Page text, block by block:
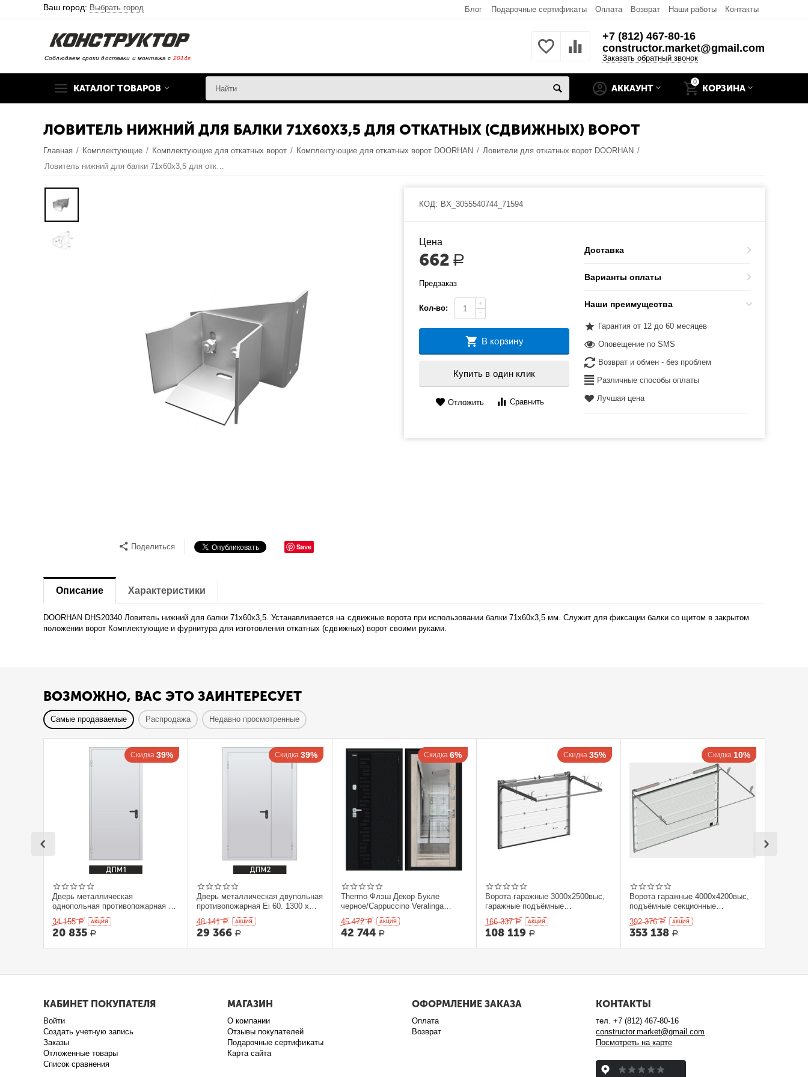
Ваш город: Выбрать город Блог Подарочные сертификаты Оплата Возврат Наши работы Контакты
Соблюдаем сроки доставки и монтажа с 2014г
+7 (812) 467-80-16
constructor.market@gmail.com
Заказать обратный звонок
КАТАЛОГ ТОВАРОВ
0
КОРЗИНА
АККАУНТ
ЛОВИТЕЛЬ НИЖНИЙ ДЛЯ БАЛКИ 71Х60Х3,5 ДЛЯ ОТКАТНЫХ (СДВИЖНЫХ) ВОРОТ
Главная / Комплектующие / Комплектующие для откатных ворот / Комплектующие для откатных ворот DOORHAN / Ловители для откатных ворот DOORHAN /
Ловитель нижний для балки 71х60х3,5 для откатных (сдвижных) ворот
Поделиться Save
КОД: BX_3055540744_71594
Цена
662 Р
Предзаказ
Кол-во:
+
−
В корзину
Купить в один клик
Отложить Сравнить
Доставка
Варианты оплаты
Наши преимущества
Гарантия от 12 до 60 месяцев
Оповещение по SMS
Возврат и обмен - без проблем
Различные способы оплаты
Лучшая цена
Описание Характеристики
DOORHAN DHS20340 Ловитель нижний для балки 71х60х3,5. Устанавливается на сдвижные ворота при использовании балки 71x60x3,5 мм. Служит для фиксации балки со щитом в закрытом
положении ворот Комплектующие и фурнитура для изготовления откатных (сдвижных) ворот своими руками.
ВОЗМОЖНО, ВАС ЭТО ЗАИНТЕРЕСУЕТ
Самые продаваемые Распродажа Недавно просмотренные
Скидка 39%
Дверь металлическая
однопольная противопожарная Ei
60. 900 x 2100 выс.
34 155 Р AКЦИЯ
20 835 Р
Скидка 39%
Дверь металлическая двупольная
противопожарная Ei 60. 1300 x
2100 выс.
48 141 Р AКЦИЯ
29 366 Р
Скидка 6%
Thermo Флэш Декор Букле
черное/Cappuccino Veralinga
205*86 левое
45 472 Р AКЦИЯ
42 744 Р
Скидка 35%
Ворота гаражные 3000x2500выс,
гаражные подъёмные
секционныеDoorHan
166 337 Р AКЦИЯ
108 119 Р
Скидка 10%
Ворота гаражные 4000x4200выс,
подъёмные секционные
DOORHAN
392 376 Р AКЦИЯ
353 138 Р
КАБИНЕТ ПОКУПАТЕЛЯ
Войти
Создать учетную запись
Заказы
Отложенные товары
Список сравнения
МАГАЗИН
О компании
Отзывы покупателей
Подарочные сертификаты
Карта сайта
ОФОРМЛЕНИЕ ЗАКАЗА
Оплата
Возврат
КОНТАКТЫ
тел.+7 (812) 467-80-16
constructor.market@gmail.com
Посмотреть на карте